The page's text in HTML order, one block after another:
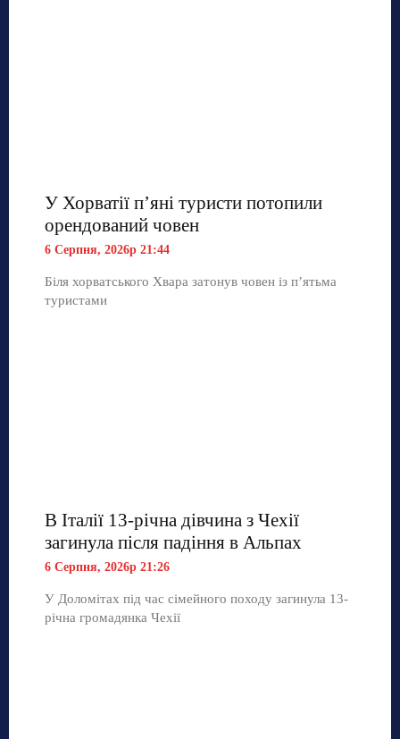
У Хорватії пʼяні туристи потопили
орендований човен
6 Серпня, 2026р 21:44
Біля хорватського Хвара затонув човен із п’ятьма
туристами
В Італії 13-річна дівчина з Чехії
загинула після падіння в Альпах
6 Серпня, 2026р 21:26
У Доломітах під час сімейного походу загинула 13-
річна громадянка Чехії